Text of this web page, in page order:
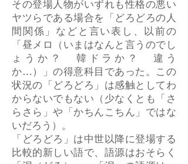
その登場人物がいずれも性格の悪い
ヤツらである場合を「どろどろの人
間関係」などと言い表し、以前の
「昼メロ（いまはなんと言うのでし
ょうか？ 韓ドラか？ 違う
か…）」の得意科目であった。この
状況の「どろどろ」は感触としてわ
からないでもない（少なくとも「さ
らさら」や「かちんこちん」ではな
いだろう）。
「どろどろ」は中世以降に登場する
比較的新しい語で、語源はおそらく